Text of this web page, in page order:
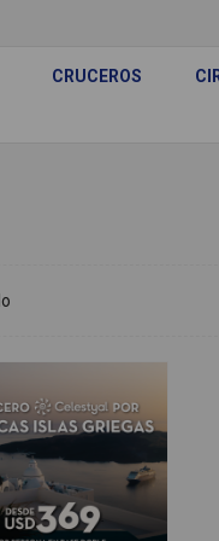
CRUCEROS